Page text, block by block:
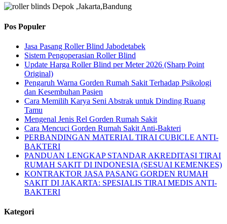
Pos Populer
Jasa Pasang Roller Blind Jabodetabek
Sistem Pengoperasian Roller Blind
Update Harga Roller Blind per Meter 2026 (Sharp Point
Original)
Pengaruh Warna Gorden Rumah Sakit Terhadap Psikologi
dan Kesembuhan Pasien
Cara Memilih Karya Seni Abstrak untuk Dinding Ruang
Tamu
Mengenal Jenis Rel Gorden Rumah Sakit
Cara Mencuci Gorden Rumah Sakit Anti-Bakteri
PERBANDINGAN MATERIAL TIRAI CUBICLE ANTI-
BAKTERI
PANDUAN LENGKAP STANDAR AKREDITASI TIRAI
RUMAH SAKIT DI INDONESIA (SESUAI KEMENKES)
KONTRAKTOR JASA PASANG GORDEN RUMAH
SAKIT DI JAKARTA: SPESIALIS TIRAI MEDIS ANTI-
BAKTERI
Kategori